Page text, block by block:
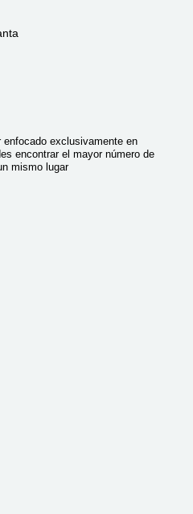
exclusivamente en
encontrar el mayor número de
mismo lugar